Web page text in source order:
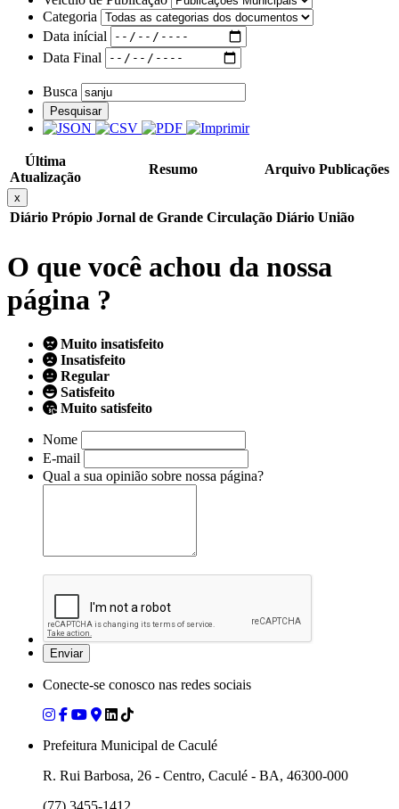
Categoria
Data inícial
Data Final
Busca
Pesquisar
Última
Atualização
Resumo Arquivo Publicações
x
Diário Própio Jornal de Grande Circulação Diário União
O que você achou da nossa
página ?
Muito insatisfeito
Insatisfeito
Regular
Satisfeito
Muito satisfeito
Nome
E-mail
Qual a sua opinião sobre nossa página?
Conecte-se conosco nas redes sociais
Prefeitura Municipal de Caculé
R. Rui Barbosa, 26 - Centro, Caculé - BA, 46300-000
(77) 3455-1412